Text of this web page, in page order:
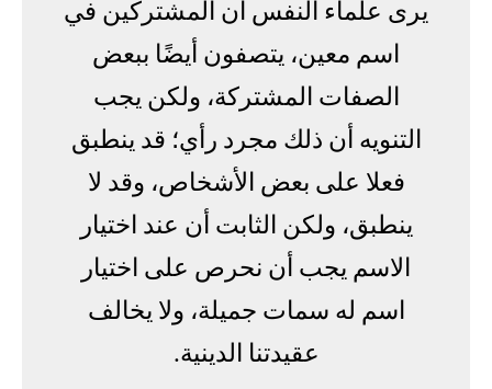
يرى علماء النفس أن المشتركين في
اسم معين، يتصفون أيضًا ببعض
الصفات المشتركة، ولكن يجب
التنويه أن ذلك مجرد رأي؛ قد ينطبق
فعلا على بعض الأشخاص، وقد لا
ينطبق، ولكن الثابت أن عند اختيار
الاسم يجب أن نحرص على اختيار
اسم له سمات جميلة، ولا يخالف
عقيدتنا الدينية.